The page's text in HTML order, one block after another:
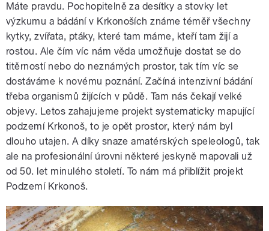
Máte pravdu. Pochopitelně za desítky a stovky let
výzkumu a bádání v Krkonoších známe téměř všechny
kytky, zvířata, ptáky, které tam máme, kteří tam žijí a
rostou. Ale čím víc nám věda umožňuje dostat se do
titěrností nebo do neznámých prostor, tak tím víc se
dostáváme k novému poznání. Začíná intenzivní bádání
třeba organismů žijících v půdě. Tam nás čekají velké
objevy. Letos zahajujeme projekt systematicky mapující
podzemí Krkonoš, to je opět prostor, který nám byl
dlouho utajen. A díky snaze amatérských speleologů, tak
ale na profesionální úrovni některé jeskyně mapovali už
od 50. let minulého století. To nám má přiblížit projekt
Podzemí Krkonoš.